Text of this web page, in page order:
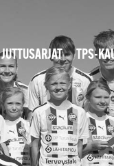
JUTTUSARJAT TPS-